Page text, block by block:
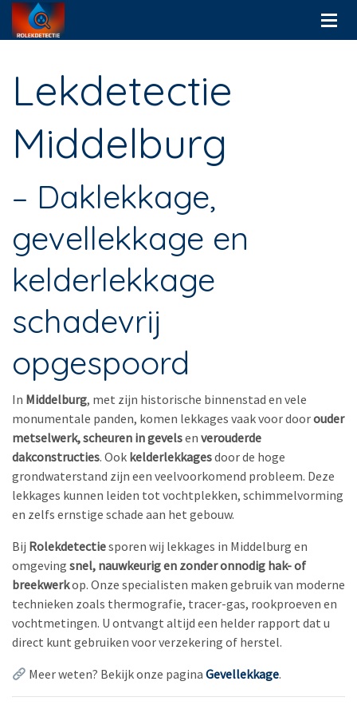
Lekdetectie
Middelburg
– Daklekkage,
gevellekkage en
kelderlekkage
schadevrij
opgespoord
In Middelburg, met zijn historische binnenstad en vele
monumentale panden, komen lekkages vaak voor doorouder
metselwerk, scheuren in gevelsen verouderde
dakconstructies. Ook kelderlekkagesdoor de hoge
grondwaterstand zijn een veelvoorkomend probleem. Deze
lekkages kunnen leiden tot vochtplekken, schimmelvorming
en zelfs ernstige schade aan het gebouw.
Bij Rolekdetectiesporen wij lekkages in Middelburg en
omgeving snel, nauwkeurig en zonder onnodig hak- of
breekwerkop. Onze specialisten maken gebruik van moderne
technieken zoals thermografie, tracer-gas, rookproeven en
vochtmetingen. U ontvangt altijd een helder rapport dat u
direct kunt gebruiken voor verzekering of herstel.
Meer weten? Bekijk onze paginaGevellekkage.